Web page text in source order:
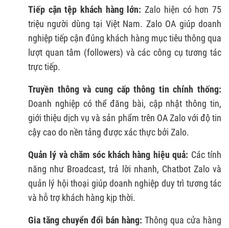
Tiếp cận tệp khách hàng lớn: Zalo hiện có hơn 75
triệu người dùng tại Việt Nam. Zalo OA giúp doanh
nghiệp tiếp cận đúng khách hàng mục tiêu thông qua
lượt quan tâm (followers) và các công cụ tương tác
trực tiếp.
Truyền thông và cung cấp thông tin chính thống:
Doanh nghiệp có thể đăng bài, cập nhật thông tin,
giới thiệu dịch vụ và sản phẩm trên OA Zalo với độ tin
cậy cao do nền tảng được xác thực bởi Zalo.
Quản lý và chăm sóc khách hàng hiệu quả: Các tính
năng như Broadcast, trả lời nhanh, Chatbot Zalo và
quản lý hội thoại giúp doanh nghiệp duy trì tương tác
và hỗ trợ khách hàng kịp thời.
Gia tăng chuyển đổi bán hàng: Thông qua cửa hàng